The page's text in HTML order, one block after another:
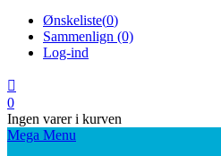
Ønskeliste(0)
Sammenlign (0)
Log-ind

0
Ingen varer i kurven
Mega Menu